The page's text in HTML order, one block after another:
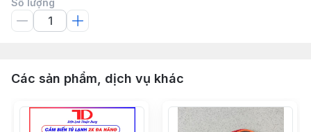
Số lượng
Các sản phẩm, dịch vụ khác